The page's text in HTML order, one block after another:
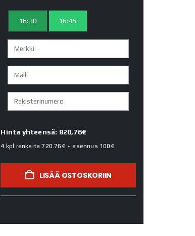
16:30 16:45
Hinta yhteensä: 820,76€
4 kpl renkaita720.76€+ asennus 100€
LISÄÄ OSTOSKORIIN